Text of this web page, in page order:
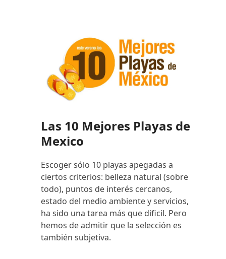
Las 10 Mejores Playas de
Mexico
Escoger sólo 10 playas apegadas a
ciertos criterios: belleza natural (sobre
todo), puntos de interés cercanos,
estado del medio ambiente y servicios,
ha sido una tarea más que dificil. Pero
hemos de admitir que la selección es
también subjetiva.